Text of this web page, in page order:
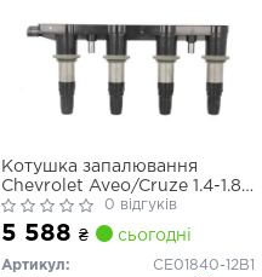
Котушка запалювання
Chevrolet Aveo/Cruze 1.4-1.8
08-
0 відгуків
5 588 ₴ сьогодні
Артикул:
CE01840-12B1